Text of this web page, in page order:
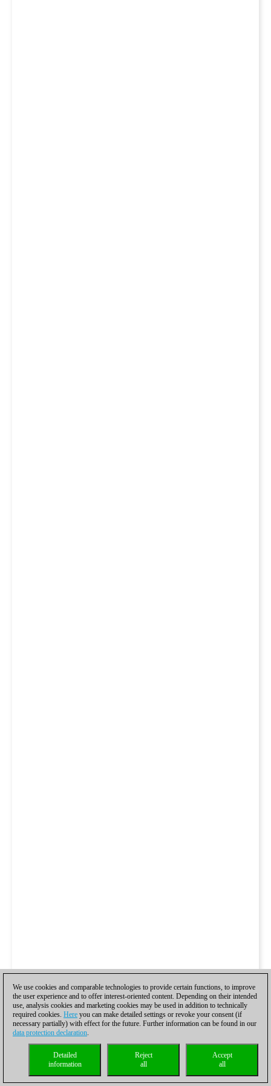
We use cookies and comparable technologies to provide certain functions, to improve
the user experience and to offer interest-oriented content. Depending on their intended
use, analysis cookies and marketing cookies may be used in addition to technically
required cookies. Here you can make detailed settings or revoke your consent (if
necessary partially) with effect for the future. Further information can be found in our
data protection declaration.
Accept
all
Reject
all
Detailed
information